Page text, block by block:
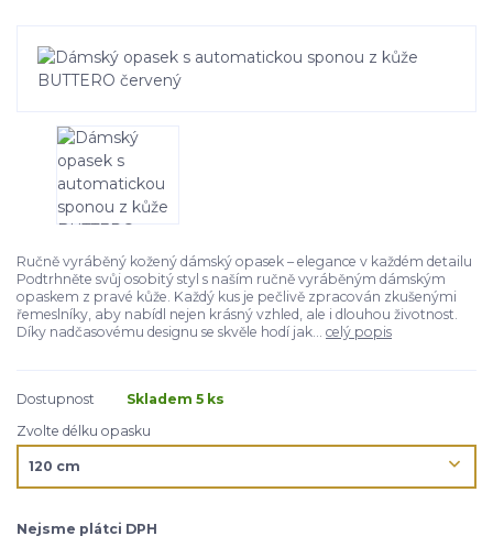
Ručně vyráběný kožený dámský opasek – elegance v každém detailu
Podtrhněte svůj osobitý styl s naším ručně vyráběným dámským
opaskem z pravé kůže. Každý kus je pečlivě zpracován zkušenými
řemeslníky, aby nabídl nejen krásný vzhled, ale i dlouhou životnost.
Díky nadčasovému designu se skvěle hodí jak... celý popis
Dostupnost
Skladem 5 ks
Zvolte délku opasku
Nejsme plátci DPH